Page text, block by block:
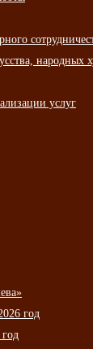
народных
услуг
год